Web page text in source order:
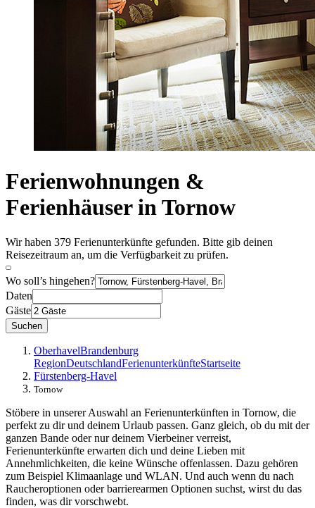
Ferienwohnungen &
Ferienhäuser in Tornow
Wir haben 379 Ferienunterkünfte gefunden. Bitte gib deinen
Reisezeitraum an, um die Verfügbarkeit zu prüfen.
Wo soll’s hingehen?
Daten
Gäste
Suchen
OberhavelBrandenburg
RegionDeutschlandFerienunterkünfteStartseite
Fürstenberg-Havel
Tornow
Stöbere in unserer Auswahl an Ferienunterkünften in Tornow, die
perfekt zu dir und deinem Urlaub passen. Ganz gleich, ob du mit der
ganzen Bande oder nur deinem Vierbeiner verreist,
Ferienunterkünfte erwarten dich und deine Lieben mit
Annehmlichkeiten, die keine Wünsche offenlassen. Dazu gehören
zum Beispiel Klimaanlage und WLAN. Und auch wenn du nach
Raucheroptionen oder barrierearmen Optionen suchst, wirst du das
finden, was dir vorschwebt.